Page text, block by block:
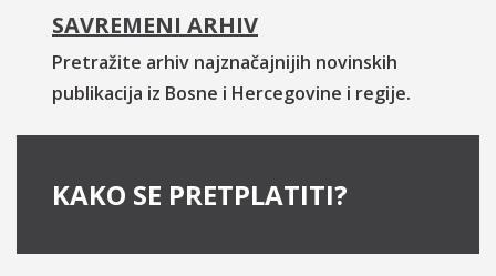
SAVREMENI ARHIV
Pretražite arhiv najznačajnijih novinskih
publikacija iz Bosne i Hercegovine i regije.
KAKO SE PRETPLATITI?